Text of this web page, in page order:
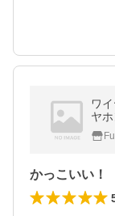
ワ
ヤ
ス
い
かっこいい！